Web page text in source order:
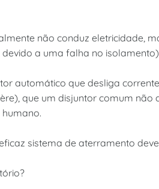
não conduz eletricidade,
a uma falha no
automático que desliga
que um disjuntor comum não
sistema de aterramento